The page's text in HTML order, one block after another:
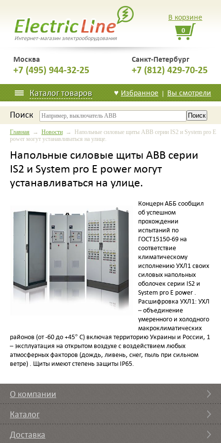
Интернет-магазин электрооборудования
Москва
+7 (495) 944-32-25
Санкт-Петербург
+7 (812) 429-70-25
В корзине
0
Каталог товаров ♥ Избранное | Вы смотрели
Поиск
Главная → Новости → Напольные силовые щиты ABB серии IS2 и System pro E
power могут устанавливаться на улице.
Напольные силовые щиты ABB серии
IS2 и System pro E power могут
устанавливаться на улице.
Концерн АББ сообщил
об успешном
прохождении
испытаний по
ГОСТ15150-69 на
соответствие
климатическому
исполнению УХЛ1 своих
силовых напольных
оболочек серии IS2 и
System pro E power .
Расшифровка УХЛ1: УХЛ
– объединение
умеренного и холодного
макроклиматических
районов (от -60 до +45° C) включая территорию Украины и России, 1
– эксплуатация на открытом воздухе с воздействием любых
атмосферных факторов (дождь, ливень, снег, пыль при сильном
ветре) . Щиты имеют степень защиты IP65.
О компании
Каталог
Доставка